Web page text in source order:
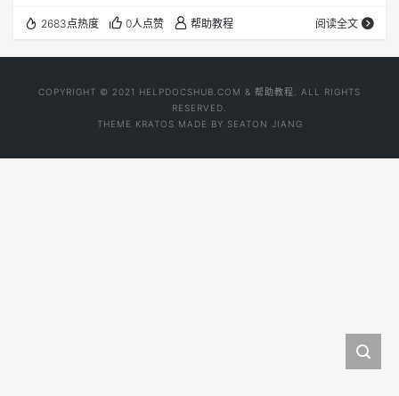
可以更轻松地查找和跟踪您感兴趣的内容了。 进一步了解论
坛 (英文) 查看论坛 (英文)
2683点热度 0人点赞 帮助教程 阅读全文
COPYRIGHT © 2021 HELPDOCSHUB.COM & 帮助教程. ALL RIGHTS
RESERVED.
THEME KRATOS MADE BY SEATON JIANG